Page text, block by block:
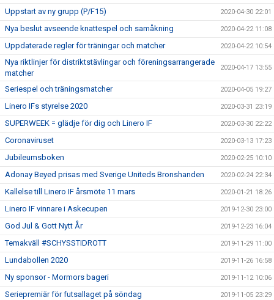
Uppstart av ny grupp (P/F15) 2020-04-30 22:01
Nya beslut avseende knattespel och samåkning 2020-04-22 11:08
Uppdaterade regler för träningar och matcher 2020-04-22 10:54
Nya riktlinjer för distriktstävlingar och föreningsarrangerade
matcher
2020-04-17 13:55
Seriespel och träningsmatcher 2020-04-05 19:27
Linero IFs styrelse 2020 2020-03-31 23:19
SUPERWEEK = glädje för dig och Linero IF 2020-03-30 22:22
Coronaviruset 2020-03-13 17:23
Jubileumsboken 2020-02-25 10:10
Adonay Beyed prisas med Sverige Uniteds Bronshanden 2020-02-24 22:34
Kallelse till Linero IF årsmöte 11 mars 2020-01-21 18:26
Linero IF vinnare i Askecupen 2019-12-30 23:00
God Jul & Gott Nytt År 2019-12-23 16:04
Temakväll #SCHYSSTIDROTT 2019-11-29 11:00
Lundabollen 2020 2019-11-26 16:58
Ny sponsor - Mormors bageri 2019-11-12 10:06
Seriepremiär för futsallaget på söndag 2019-11-05 23:29